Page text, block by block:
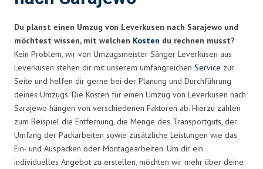
Du planst einen Umzug von Leverkusen nach Sarajewo und
möchtest wissen, mit welchen Kosten du rechnen musst?
Kein Problem, wir von Umzugsmeister Sänger Leverkusen aus
Leverkusen stehen dir mit unserem umfangreichen Service zur
Seite und helfen dir gerne bei der Planung und Durchführung
deines Umzugs. Die Kosten für einen Umzug von Leverkusen nach
Sarajewo hängen von verschiedenen Faktoren ab. Hierzu zählen
zum Beispiel die Entfernung, die Menge des Transportguts, der
Umfang der Packarbeiten sowie zusätzliche Leistungen wie das
Ein- und Auspacken oder Montagearbeiten. Um dir ein
individuelles Angebot zu erstellen, möchten wir mehr über deine